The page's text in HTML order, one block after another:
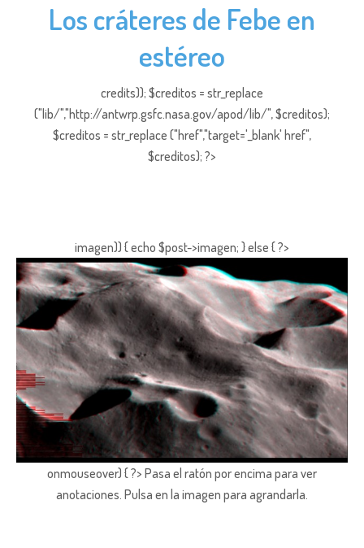
Los cráteres de Febe en
estéreo
credits)); $creditos = str_replace
("lib/","http://antwrp.gsfc.nasa.gov/apod/lib/", $creditos);
$creditos = str_replace ("href","target='_blank' href",
$creditos); ?>
imagen)) { echo $post->imagen; } else { ?>
onmouseover) { ?> Pasa el ratón por encima para ver
anotaciones. Pulsa en la imagen para agrandarla.